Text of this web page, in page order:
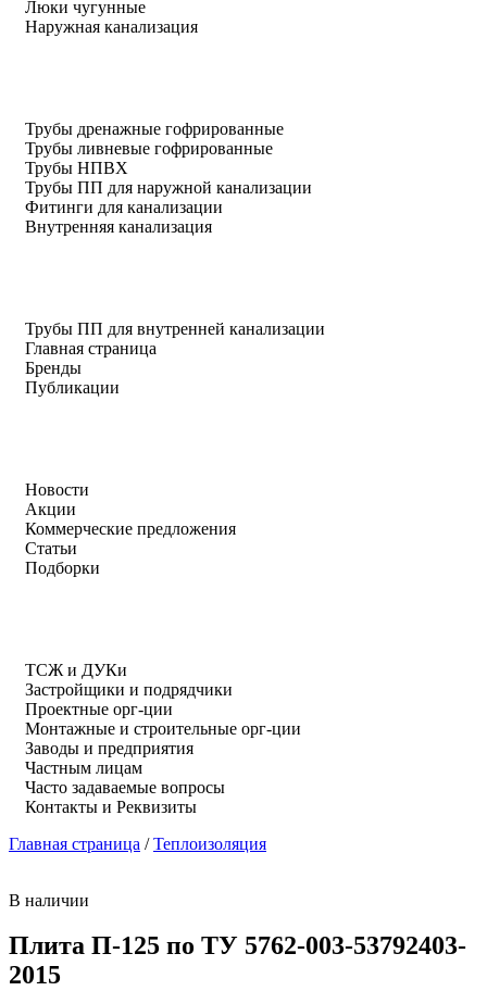
Люки чугунные
Наружная канализация
Трубы дренажные гофрированные
Трубы ливневые гофрированные
Трубы НПВХ
Трубы ПП для наружной канализации
Фитинги для канализации
Внутренняя канализация
Трубы ПП для внутренней канализации
Главная страница
Бренды
Публикации
Новости
Акции
Коммерческие предложения
Статьи
Подборки
ТСЖ и ДУКи
Застройщики и подрядчики
Проектные орг-ции
Монтажные и строительные орг-ции
Заводы и предприятия
Частным лицам
Часто задаваемые вопросы
Контакты и Реквизиты
Главная страница /Теплоизоляция
В наличии
Плита П-125 по ТУ 5762-003-53792403-
2015